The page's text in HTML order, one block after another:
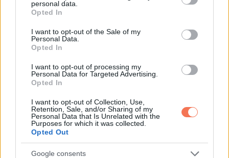
grant or deny consent to Google and its third-party tags to
use your data for below specified purposes in below Google
consent section.
personal data.
Opted In
I want to opt-out of the Sale of my
Personal Data.
Opted In
I want to opt-out of processing my
Personal Data for Targeted Advertising.
Opted In
I want to opt-out of Collection, Use,
Retention, Sale, and/or Sharing of my
Personal Data that Is Unrelated with the
Purposes for which it was collected.
Opted Out
Google consents
„A Dancing with the Stars számunkra egy életre szóló
ajándék volt. Nem a döntőbe jutás határoz meg minket,
hanem az az út, amit együtt tettünk meg” – zárta gondolatait
A döntő felé vezető út
Most már három pár készülhet a nagy fináléra: Szabó Zsófi
és Suti András, Törőcsik Franciska és Baranya Dávid,
valamint WhisperTon és Tóth Katica. A döntő nemcsak a tánc,
hanem az érzelmek ünnepe is lesz, ahol minden a tét.